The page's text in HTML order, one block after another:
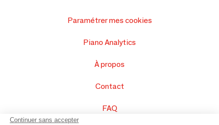
Paramétrer mes cookies
Piano Analytics
À propos
Contact
FAQ
Continuer sans accepter